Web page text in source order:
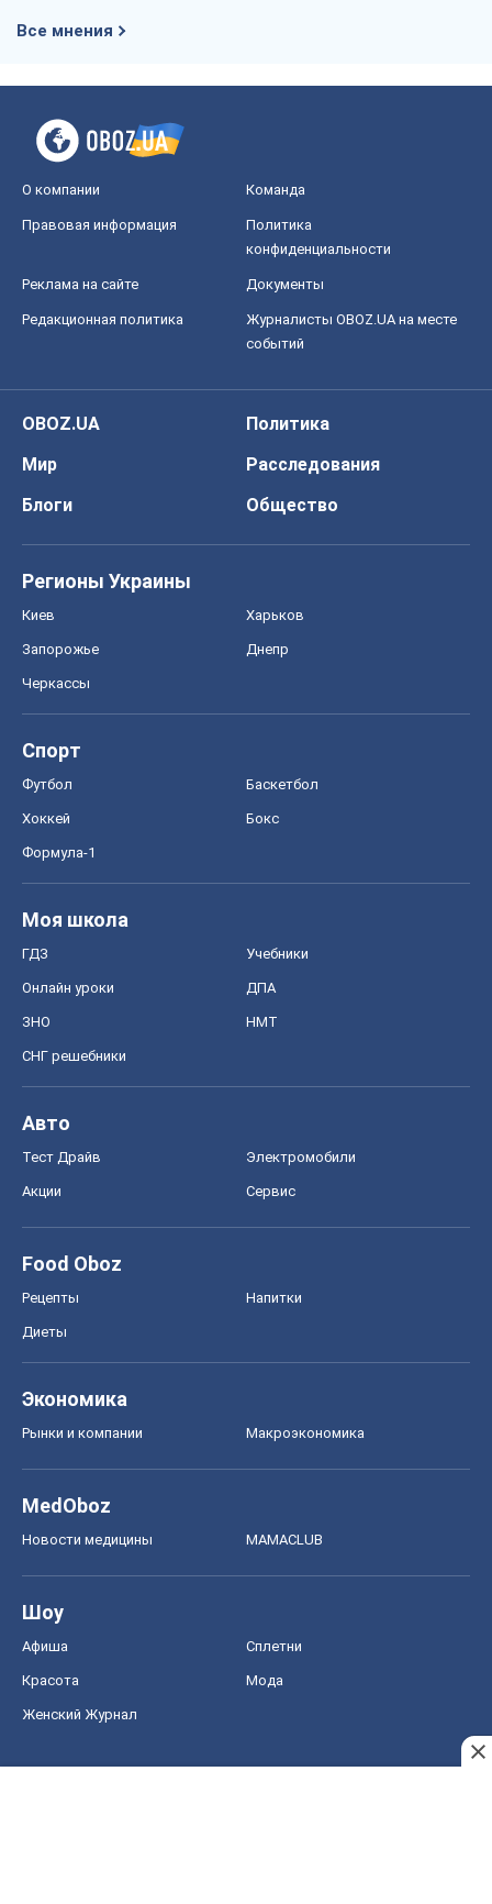
Все мнения
О компании Команда
Правовая информация
Политика
конфиденциальности
Реклама на сайте Документы
Редакционная политика
Журналисты OBOZ.UA на месте
событий
OBOZ.UA
Политика
Мир
Расследования
Блоги
Общество
Регионы Украины
Киев Харьков
Запорожье Днепр
Черкассы
Спорт
Футбол Баскетбол
Хоккей Бокс
Формула-1
Моя школа
ГДЗ Учебники
Онлайн уроки ДПА
ЗНО НМТ
СНГ решебники
Авто
Тест Драйв Электромобили
Акции Сервис
Food Oboz
Рецепты Напитки
Диеты
Экономика
Рынки и компании Mакроэкономика
MedOboz
Новости медицины MAMACLUB
Шоу
Афиша Сплетни
Красота Мода
Женский Журнал